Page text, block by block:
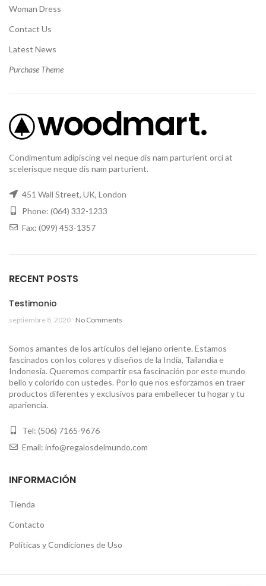
Woman Dress
Contact Us
Latest News
Purchase Theme
Condimentum adipiscing vel neque dis nam parturient orci at
scelerisque neque dis nam parturient.
451 Wall Street, UK, London
Phone: (064) 332-1233
Fax: (099) 453-1357
RECENT POSTS
Testimonio
septiembre 8, 2020 No Comments
Somos amantes de los artículos del lejano oriente. Estamos
fascinados con los colores y diseños de la India, Tailandia e
Indonesia. Queremos compartir esa fascinación por este mundo
bello y colorido con ustedes. Por lo que nos esforzamos en traer
productos diferentes y exclusivos para embellecer tu hogar y tu
apariencia.
Tel: (506) 7165-9676
Email: info@regalosdelmundo.com
INFORMACIÓN
Tienda
Contacto
Políticas y Condiciones de Uso